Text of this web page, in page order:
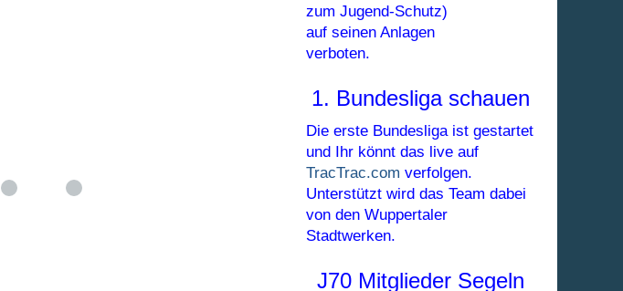
zum Jugend-Schutz)
auf seinen Anlagen
verboten.
1. Bundesliga schauen
Die erste Bundesliga ist gestartet
und Ihr könnt das live auf
TracTrac.com verfolgen.
Unterstützt wird das Team dabei
von den Wuppertaler
Stadtwerken.
J70 Mitglieder Segeln